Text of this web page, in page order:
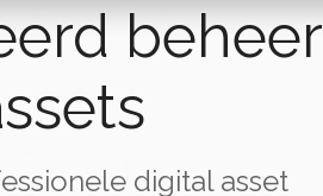
beheer
digital asset